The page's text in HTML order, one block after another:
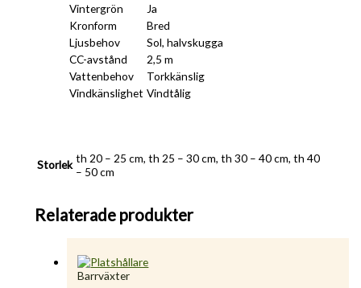
Vintergrön
Ja
Kronform
Bred
Ljusbehov
Sol, halvskugga
CC-avstånd
2,5 m
Vattenbehov
Torkkänslig
Vindkänslighet Vindtålig
Storlek th 20 – 25 cm, th 25 – 30 cm, th 30 – 40 cm, th 40
– 50 cm
Relaterade produkter
Barrväxter